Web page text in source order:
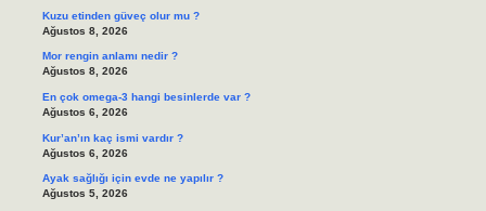
Kuzu etinden güveç olur mu ?
Ağustos 8, 2026
Mor rengin anlamı nedir ?
Ağustos 8, 2026
En çok omega-3 hangi besinlerde var ?
Ağustos 6, 2026
Kur’an’ın kaç ismi vardır ?
Ağustos 6, 2026
Ayak sağlığı için evde ne yapılır ?
Ağustos 5, 2026